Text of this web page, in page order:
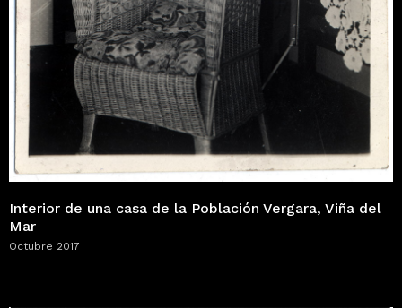
Interior de una casa de la Población Vergara, Viña del
Mar
Octubre 2017